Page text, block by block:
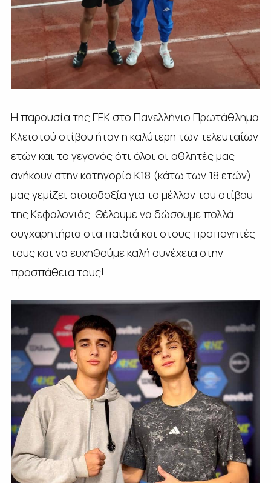
Η παρουσία της ΓΕΚ στο Πανελλήνιο Πρωτάθλημα
Κλειστού στίβου ήταν η καλύτερη των τελευταίων
ετών και το γεγονός ότι όλοι οι αθλητές μας
ανήκουν στην κατηγορία Κ18 (κάτω των 18 ετών)
μας γεμίζει αισιοδοξία για το μέλλον του στίβου
της Κεφαλονιάς. Θέλουμε να δώσουμε πολλά
συγχαρητήρια στα παιδιά και στους προπονητές
τους και να ευχηθούμε καλή συνέχεια στην
προσπάθεια τους!